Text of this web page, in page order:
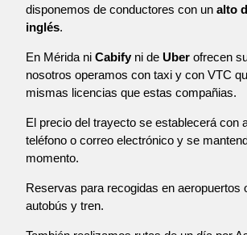
disponemos de conductores con un alto
inglés.
En Mérida ni Cabify ni de Uber ofrecen
nosotros operamos con taxi y con VTC
mismas licencias que estas compañias.
El precio del trayecto se establecerá con
teléfono o correo electrónico y se
momento.
Reservas para recogidas en aeropuertos
autobús y tren.